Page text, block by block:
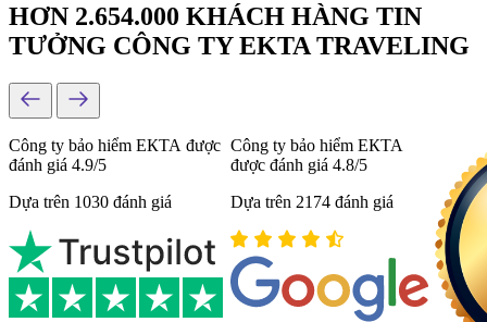
HƠN 2.654.000 KHÁCH HÀNG TIN
TƯỞNG CÔNG TY EKTA TRAVELING
Công ty bảo hiểm ЕКТА được
đánh giá 4.9/5
Dựa trên 1030 đánh giá
Công ty bảo hiểm ЕКТА
được đánh giá 4.8/5
Dựa trên 2174 đánh giá